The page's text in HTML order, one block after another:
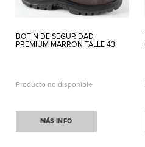
BOTIN DE SEGURIDAD
PREMIUM MARRON TALLE 43
Producto no disponible
MÁS INFO